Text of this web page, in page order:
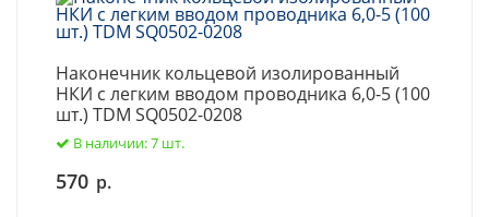
Наконечник кольцевой изолированный
НКИ с легким вводом проводника 6,0-5 (100
шт.) TDM SQ0502-0208
В наличии: 7 шт.
570 р.